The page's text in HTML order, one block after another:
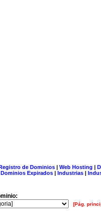
de Dominios| Web Hosting |
Dominios Expirados | Industrias |
[Pág.